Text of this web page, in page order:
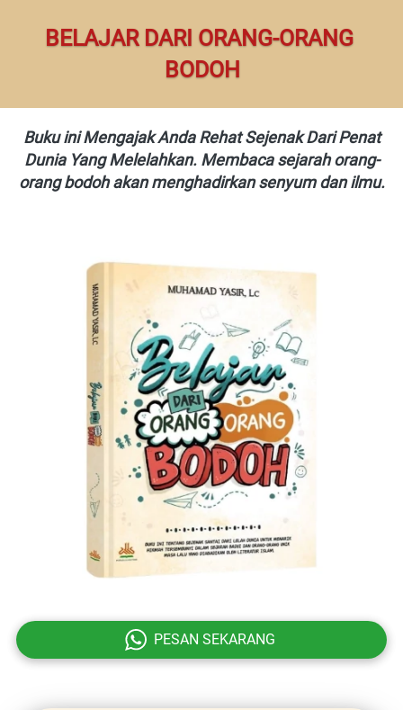
BELAJAR DARI ORANG-ORANG
BODOH
Buku ini Mengajak Anda Rehat Sejenak Dari Penat
Dunia Yang Melelahkan. Membaca sejarah orang-
orang bodoh akan menghadirkan senyum dan ilmu.
` PESAN SEKARANG